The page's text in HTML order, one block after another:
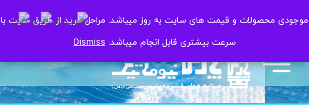
موجودی محصولات و قیمت های سایت به روز میباشد. مراحل خرید از طریق سایت با
سرعت بیشتری قابل انجام میباشد.Dismiss
موجودی محصولات و قیمت های سایت به روز میباشد. مراحل خرید از طریق سایت با
سرعت بیشتری قابل انجام میباشد.Dismiss